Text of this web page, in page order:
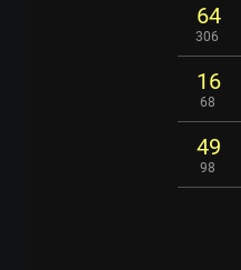
64
306
16
68
49
98